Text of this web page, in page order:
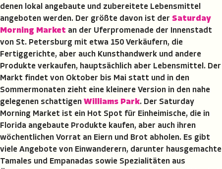
denen lokal angebaute und zubereitete Lebensmittel
angeboten werden. Der größte davon ist der Saturday
Morning Market an der Uferpromenade der Innenstadt
von St. Petersburg mit etwa 150 Verkäufern, die
Fertiggerichte, aber auch Kunsthandwerk und andere
Produkte verkaufen, hauptsächlich aber Lebensmittel. Der
Markt findet von Oktober bis Mai statt und in den
Sommermonaten zieht eine kleinere Version in den nahe
gelegenen schattigen Williams Park. Der Saturday
Morning Market ist ein Hot Spot für Einheimische, die in
Florida angebaute Produkte kaufen, aber auch ihren
wöchentlichen Vorrat an Eiern und Brot abholen. Es gibt
viele Angebote von Einwanderern, darunter hausgemachte
Tamales und Empanadas sowie Spezialitäten aus